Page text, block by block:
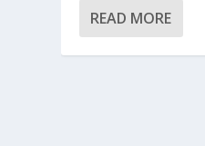
READ MORE